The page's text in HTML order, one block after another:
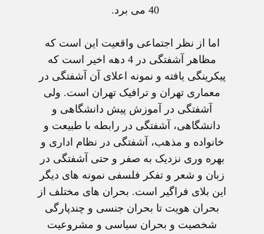
40 می برد.
اما از نظر اجتماعی واقعيت اين است که
مظاهر آشفتگی در 4 دهه اخير است که
پيکرينگی يافته و نمونه اعلای آن آشفتگی در
معماری تهران و ترافيک تهران است. ولی
آشفتگی در آموزش پيش دانشگاهی و
دانشگاهی، آشفتگی در رابطه با طبيعت و
خانواده و مذهب، آشفتگی در نظام اداری و
بهره وری نزديک به صفر و حتی آشفتگی در
زبان و شعر و تفکر فلسفی نمونه های ديگر
اين بلای فراگير است. بحران های مختلف از
بحران هويت تا بحران جنسی و چندپارگی
شخصيت و بحران سياسی و مشروعيت